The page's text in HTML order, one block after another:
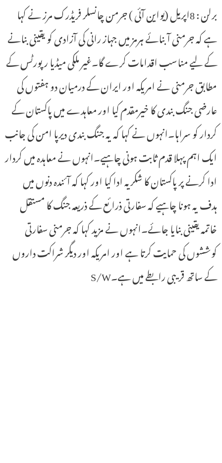
برلن : 8اپریل (یواین آئی ) جرمن چانسلر فریڈرک مرز نے کہا
ہے کہ جرمنی آبنائے ہرمز میں جہاز رانی کی آزادی کو یقینی بنانے
کے لیے مناسب اقدامات کرے گا۔غیر ملکی میڈیا رپورٹس کے
مطابق جرمنی نے امریکہ اور ایران کے درمیان دو ہفتوں کی
عارضی جنگ بندی کا خیرمقدم کیا اور معاہدے میں پاکستان کے
کردار کو سراہا۔انہوں نے کہا کہ یہ جنگ بندی دیرپا امن کی جانب
ایک اہم پہلا قدم ثابت ہونی چاہیے۔انہوں نے معاہدہ میں کردار
ادا کرنے پر پاکستان کا شکریہ ادا کیا اور کہا کہ آئندہ دنوں میں
ہدف یہ ہونا چاہیے کہ سفارتی ذرائع کے ذریعہ جنگ کا مستقل
خاتمہ یقینی بنایا جائے۔انہوں نے مزید کہا کہ جرمنی سفارتی
کوششوں کی حمایت کرتا ہے اور امریکہ اور دیگر شراکت داروں
کے ساتھ قریبی رابطے میں ہے۔S/W